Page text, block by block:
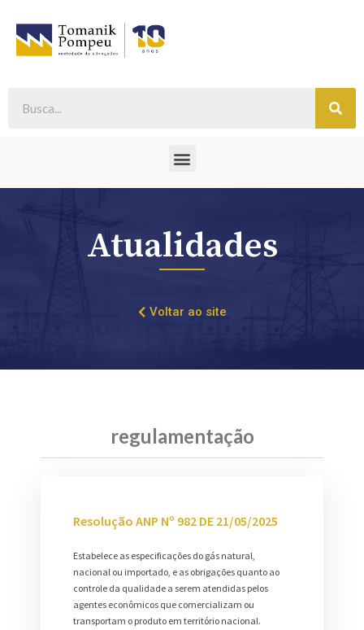
Atualidades
Voltar ao site
regulamentação
Resolução ANP Nº 982 DE 21/05/2025
Estabelece as especificações do gás natural,
nacional ou importado, e as obrigações quanto ao
controle da qualidade a serem atendidas pelos
agentes econômicos que comercializam ou
transportam o produto em território nacional.